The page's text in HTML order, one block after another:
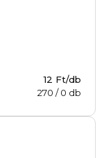
12 Ft/db
270 /0 db